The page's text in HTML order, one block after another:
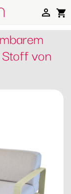
shopping_cart

von